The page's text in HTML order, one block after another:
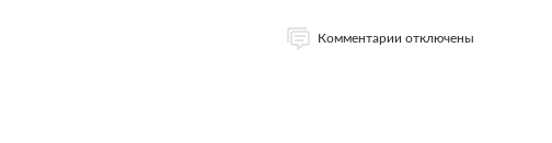
Комментарии отключены